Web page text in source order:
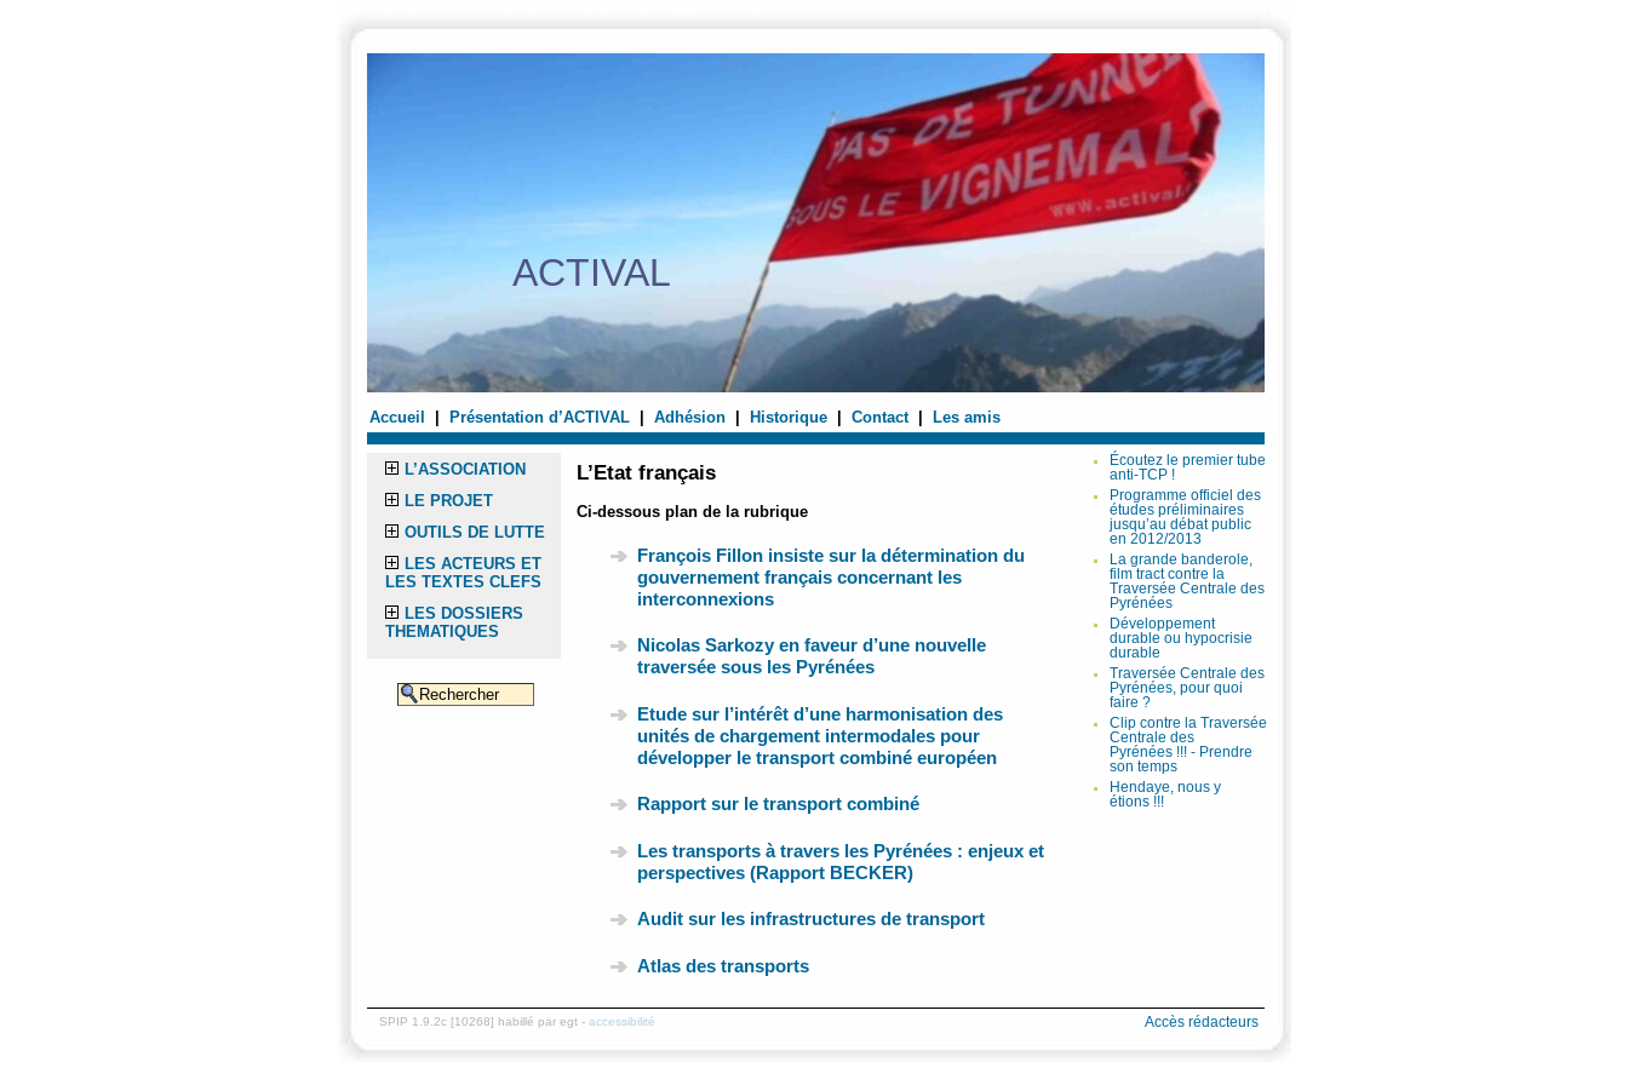
ACTIVAL
Accueil Présentation d’ACTIVAL Adhésion Historique Contact Les amis
L’ASSOCIATION
LE PROJET
OUTILS DE LUTTE
LES ACTEURS ET
LES TEXTES CLEFS
LES DOSSIERS
THEMATIQUES
Écoutez le premier tube
anti-TCP !
Programme officiel des
études préliminaires
jusqu’au débat public
en 2012/2013
La grande banderole,
film tract contre la
Traversée Centrale des
Pyrénées
Développement
durable ou hypocrisie
durable
Traversée Centrale des
Pyrénées, pour quoi
faire ?
Clip contre la Traversée
Centrale des
Pyrénées !!! - Prendre
son temps
Hendaye, nous y
étions !!!
L’Etat français
Ci-dessous plan de la rubrique
François Fillon insiste sur la détermination du
gouvernement français concernant les
interconnexions
Nicolas Sarkozy en faveur d’une nouvelle
traversée sous les Pyrénées
Etude sur l’intérêt d’une harmonisation des
unités de chargement intermodales pour
développer le transport combiné européen
Rapport sur le transport combiné
Les transports à travers les Pyrénées : enjeux et
perspectives (Rapport BECKER)
Audit sur les infrastructures de transport
Atlas des transports
SPIP 1.9.2c [10268] habillé par egt - accessibilité Accès rédacteurs